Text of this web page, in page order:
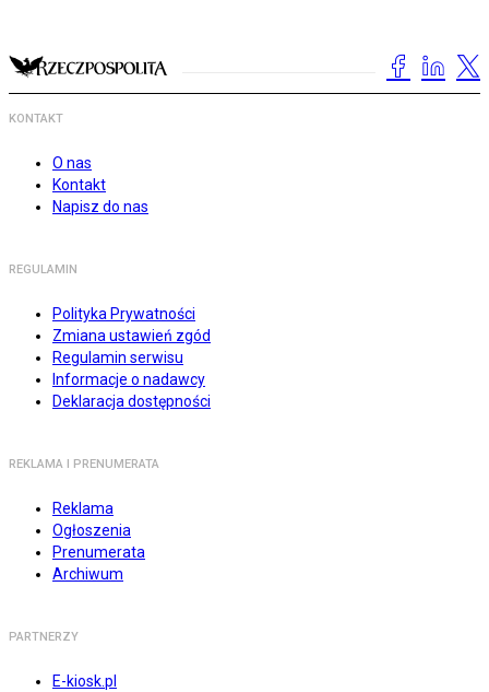
KONTAKT
O nas
Kontakt
Napisz do nas
REGULAMIN
Polityka Prywatności
Zmiana ustawień zgód
Regulamin serwisu
Informacje o nadawcy
Deklaracja dostępności
REKLAMA I PRENUMERATA
Reklama
Ogłoszenia
Prenumerata
Archiwum
PARTNERZY
E-kiosk.pl